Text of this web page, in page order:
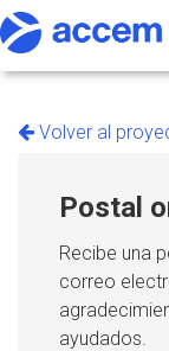
Volver al
Postal
Recibe una
correo
ayudados.